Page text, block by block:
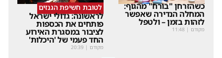
כשהזרחן "בורח" מהגוף:
המחלה הנדירה שאפשר
לזהות בזמן – ולטפל
מקודם |
11:48
לטובת חשיפת הגנזים
לראשונה: גדולי ישראל
פותחים את הכספות
לציבור במסגרת האירוע
החד פעמי של 'היכלות'
מקודם |
20:39